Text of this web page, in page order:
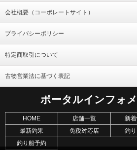
会社概要（コーポレートサイト）
プライバシーポリシー
特定商取引について
古物営業法に基づく表記
ポータルインフォ
HOME 店舗一覧 新
最新釣果
免税対応店 釣
釣り船予約